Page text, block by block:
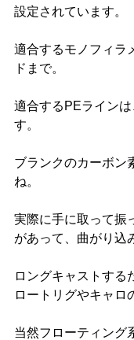
設定されています。
適合するモノフィラ
ドまで。
適合するPEライン
す。
ブランクのカーボン
ね。
実際に手に取って振
があって、曲がり込
ロングキャストする
ロートリグやキャロ
当然フローティング